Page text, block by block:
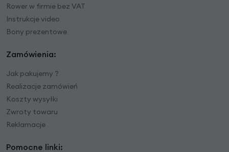
Rower w firmie bez VAT
Instrukcje video
Bony prezentowe
Zamówienia:
Jak pakujemy ?
Realizacje zamówień
Koszty wysyłki
Zwroty towaru
Reklamacje
Pomocne linki: